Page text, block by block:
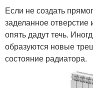
Если не создать
заделанное
опять дадут течь.
образуются новые
состояние радиатора.